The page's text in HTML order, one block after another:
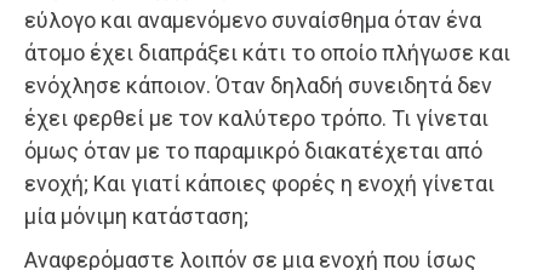
εύλογο και αναμενόμενο συναίσθημα όταν ένα
άτομο έχει διαπράξει κάτι το οποίο πλήγωσε και
ενόχλησε κάποιον. Όταν δηλαδή συνειδητά δεν
έχει φερθεί με τον καλύτερο τρόπο. Τι γίνεται
όμως όταν με το παραμικρό διακατέχεται από
ενοχή; Και γιατί κάποιες φορές η ενοχή γίνεται
μία μόνιμη κατάσταση;
Αναφερόμαστε λοιπόν σε μια ενοχή που ίσως